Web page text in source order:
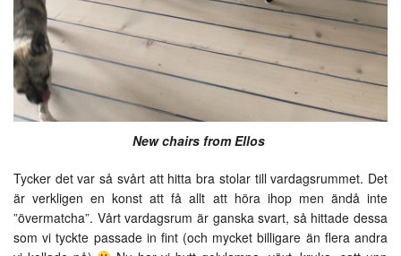
New chairs fromEllos
Tycker det var så svårt att hitta bra stolar till vardagsrummet. Det
är verkligen en konst att få allt att höra ihop men ändå inte
”övermatcha”. Vårt vardagsrum är ganska svart, så hittade dessa
som vi tyckte passade in fint (och mycket billigare än flera andra